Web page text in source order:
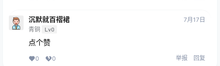
沉默就百褶裙
青铜 Lv0
7月17日
点个赞
0 0 举报 回复